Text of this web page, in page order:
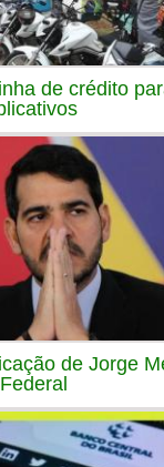
de crédito
de Jorge